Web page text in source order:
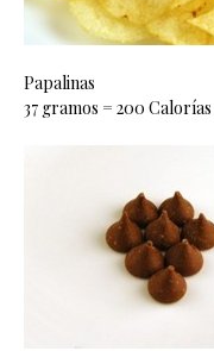
Papalinas
37 gramos = 200 Calorías